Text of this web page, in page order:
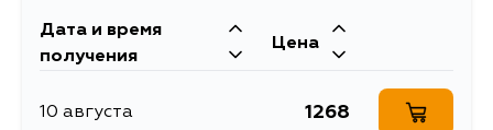
Дата и время
получения
Цена
10 августа 1268